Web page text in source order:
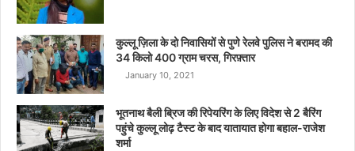
कुल्लू ज़िला के दो निवासियों से पुणे रेलवे पुलिस ने बरामद की
34 किलो 400 ग्राम चरस, गिरफ़्तार
January 10, 2021
भूतनाथ बैली ब्रिज की रिपेयरिंग के लिए विदेश से 2 बैरिंग
पहुंचे कुल्लू लोढ़ टैस्ट के बाद यातायात होगा बहाल-राजेश
शर्मा